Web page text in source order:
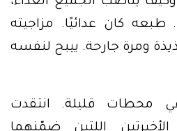
كان عدائيًا. مزاجيته
ومرة جارحة. ييبح لنفسه
محطات قليلة. انتقدت